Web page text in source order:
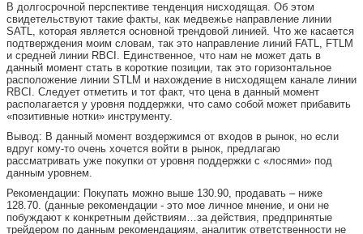
В долгосрочной перспективе тенденция нисходящая. Об этом
свидетельствуют такие факты, как медвежье направление линии
SATL, которая является основной трендовой линией. Что же касается
подтверждения моим словам, так это направление линий FATL, FTLM
и средней линии RBCI. Единственное, что нам не может дать в
данный момент стать в короткие позиции, так это горизонтальное
расположение линии STLM и нахождение в нисходящем канале линии
RBCI. Следует отметить и тот факт, что цена в данный момент
располагается у уровня поддержки, что само собой может прибавить
«позитивные нотки» инструменту.
Вывод: В данный момент воздержимся от входов в рынок, но если
вдруг кому-то очень хочется войти в рынок, предлагаю
рассматривать уже покупки от уровня поддержки с «лосями» под
данным уровнем.
Рекомендации: Покупать можно выше 130.90, продавать – ниже
128.70. (данные рекомендации - это мое личное мнение, и они не
побуждают к конкретным действиям…за действия, предпринятые
трейдером по данным рекомендациям, аналитик ответственности не